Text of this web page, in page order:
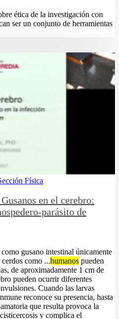
ética de la investigación con
ser un conjunto de herramientas
Física
en el cerebro:
parásito de
gusano intestinal únicamente
como ...humanos pueden
de aproximadamente 1 cm de
pueden ocurrir diferentes
Cuando las larvas
reconoce su presencia, hasta
que resulta provoca la
y complica el